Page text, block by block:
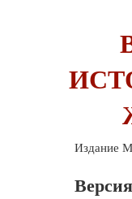
Издание